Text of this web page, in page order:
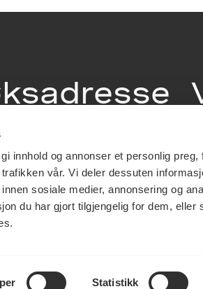
innhold og annonser et personlig
vår. Vi deler dessuten
sosiale medier, annonsering og
du har gjort tilgjengelig for dem, eller
Statistikk